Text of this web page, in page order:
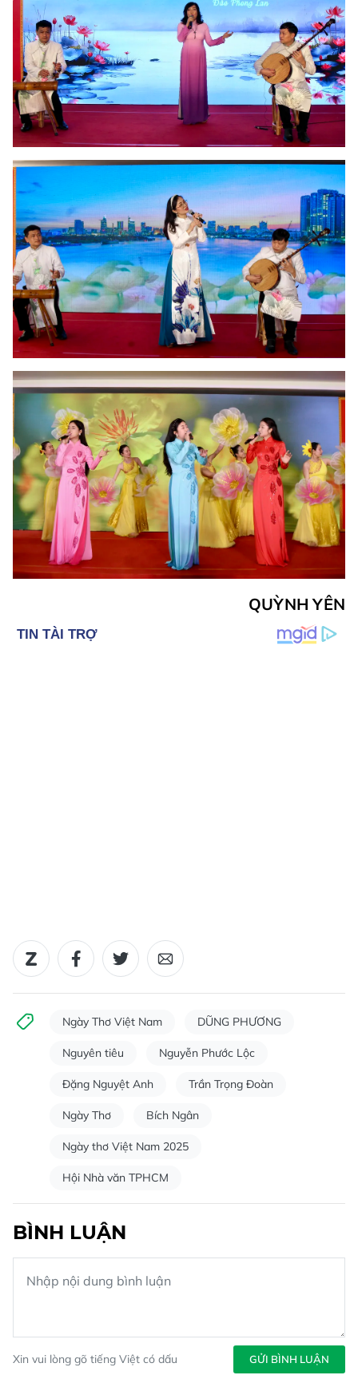
QUỲNH YÊN
Ngày Thơ Việt Nam DŨNG PHƯƠNG
Nguyên tiêu Nguyễn Phước Lộc
Đặng Nguyệt Anh Trần Trọng Đoàn
Ngày Thơ Bích Ngân
Ngày thơ Việt Nam 2025
Hội Nhà văn TPHCM
BÌNH LUẬN
Xin vui lòng gõ tiếng Việt có dấu GỬI BÌNH LUẬN